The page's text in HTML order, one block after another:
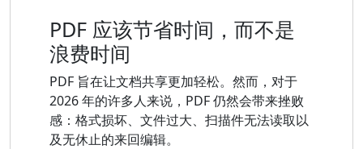
PDF 应该节省时间，而不是
浪费时间
PDF 旨在让文档共享更加轻松。然而，对于
2026 年的许多人来说，PDF 仍然会带来挫败
感：格式损坏、文件过大、扫描件无法读取以
及无休止的来回编辑。